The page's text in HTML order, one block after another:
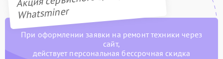
Whatsminer
При оформлении заявки на ремонт техники через
сайт,
действует персональная бессрочная скидка